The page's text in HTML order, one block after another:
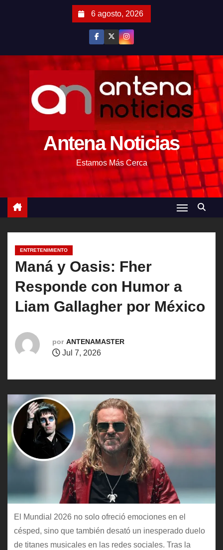
6 agosto, 2026
Antena Noticias
Estamos Más Cerca
ENTRETENIMIENTO
Maná y Oasis: Fher
Responde con Humor a
Liam Gallagher por México
por ANTENAMASTER
Jul 7, 2026
El Mundial 2026 no solo ofreció emociones en el
césped, sino que también desató un inesperado duelo
de titanes musicales en las redes sociales. Tras la